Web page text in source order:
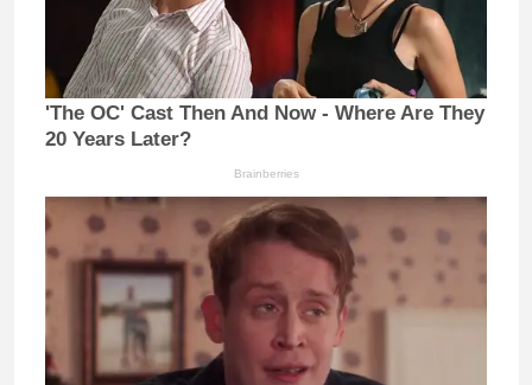
'The OC' Cast Then And Now - Where Are They
20 Years Later?
Brainberries